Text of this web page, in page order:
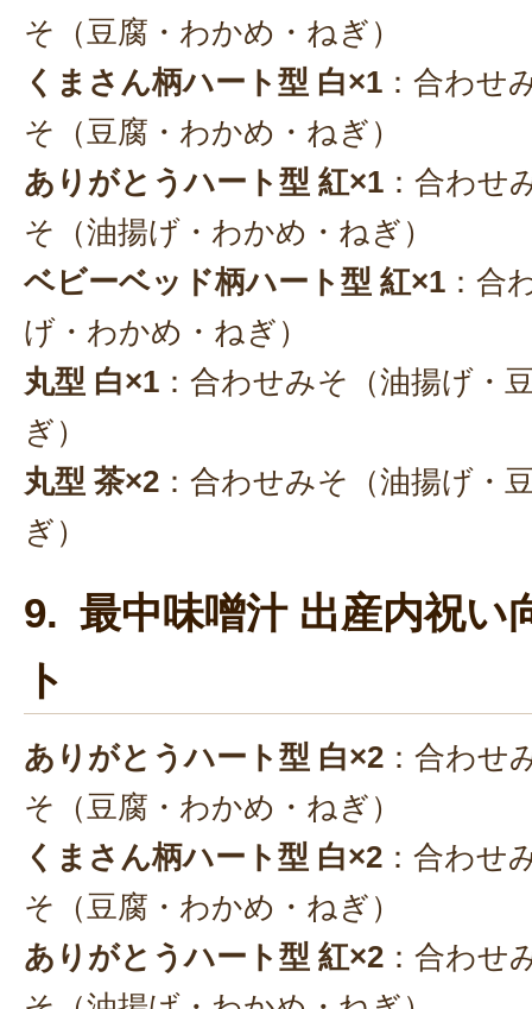
そ（豆腐・わかめ・ねぎ）
くまさん柄ハート型 白×1 ：合わせ
そ（豆腐・わかめ・ねぎ）
ありがとうハート型 紅×1 ：合わせ
そ（油揚げ・わかめ・ねぎ）
ベビーベッド柄ハート型 紅×1 ：合
げ・わかめ・ねぎ）
丸型 白×1 ：合わせみそ（油揚げ・
ぎ）
丸型 茶×2 ：合わせみそ（油揚げ・
ぎ）
9. 最中味噌汁 出産内祝い
ト
ありがとうハート型 白×2 ：合わせ
そ（豆腐・わかめ・ねぎ）
くまさん柄ハート型 白×2 ：合わせ
そ（豆腐・わかめ・ねぎ）
ありがとうハート型 紅×2 ：合わせ